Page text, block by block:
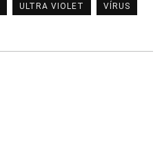
ULTRA VIOLET VÍRUS